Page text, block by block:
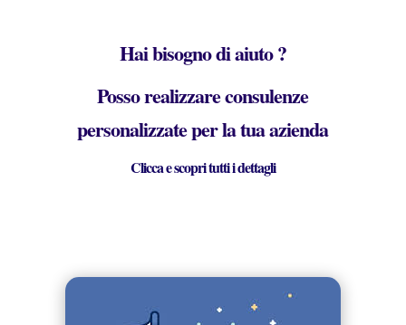
Hai bisogno di aiuto ?
Posso realizzare consulenze
personalizzate per la tua azienda
Clicca e scopri tutti i dettagli